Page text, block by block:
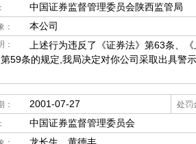
中国证券监督管理委员会陕西监管局
： 本公司
：
上述行为违反了《证券法》第63条、
59条的规定,我局决定对你公司采取出具警
： 2001-07-27 处罚
中国证券监督管理委员会
龙长生、黄德丰